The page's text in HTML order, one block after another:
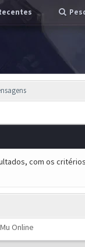
com os
Mu Online